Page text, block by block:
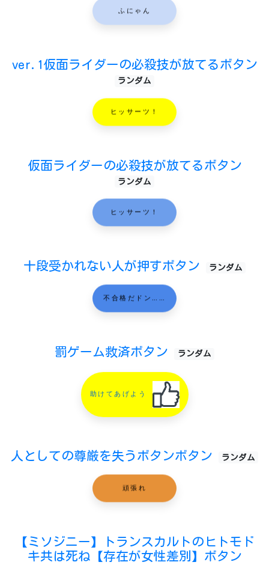
ふにゃん
ver.1仮面ライダーの必殺技が放てるボタン
ランダム
ヒッサーツ！
仮面ライダーの必殺技が放てるボタン
ランダム
ヒッサーツ！
十段受かれない人が押すボタン ランダム
不合格だドン……
罰ゲーム救済ボタン ランダム
助けてあげよう
人としての尊厳を失うボタンボタン ランダム
頑張れ
【ミソジニー】トランスカルトのヒトモド
キ共は死ね【存在が女性差別】ボタン